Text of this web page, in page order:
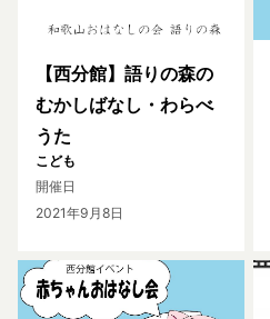
【西分館】語りの森の
むかしばなし・わらべ
うた
こども
開催日
2021年9月8日